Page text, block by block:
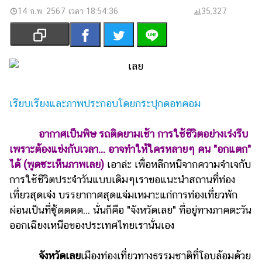
ข่าว
บันเทิง
ตรวจ
บอล
สด
เงิน
การ
ศึกษา
บันเทิง
14 ก.พ. 2567 เวลา 18:54:36 35,327
เรียบเรียงและภาพประกอบโดยกระปุกดอทคอม
อากาศเป็นพิษ รถติดยามเช้า การใช้ชีวิตอย่างเร่งรีบ
เพราะต้องแข่งกับเวลา... อาจทำให้ใครหลายๆ คน "อกแตก"
ได้ (พูดซะเห็นภาพเลย) เอาล่ะ เพื่อหลีกหนีจากความจำเจกับ
การใช้ชีวิตประจำวันแบบเดิมๆเราขอแนะนำสถานที่ท่อง
เที่ยวสุดเจ๋ง บรรยากาศสุดแจ่มเหมาะแก่การท่องเที่ยวพัก
ผ่อนเป็นที่ซู้ดดดด... นั่นก็คือ "จังหวัดเลย" ที่อยู่ทางภาคตะวัน
ออกเฉียงเหนือของประเทศไทยเรานั่นเอง
จังหวัดเลยเมืองท่องเที่ยวทางธรรมชาติที่โอบล้อมด้วย